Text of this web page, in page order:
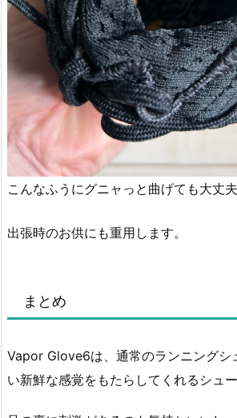
こんなふうにグニャっと曲げても大丈夫
出張時のお供にも重用します。
まとめ
Vapor Glove6は、通常のランニングシ
い新鮮な感覚をもたらしてくれるシュー